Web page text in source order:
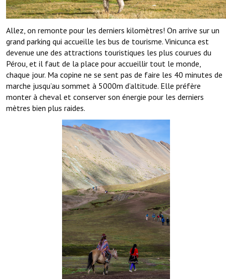
Allez, on remonte pour les derniers kilomètres! On arrive sur un
grand parking qui accueille les bus de tourisme. Vinicunca est
devenue une des attractions touristiques les plus courues du
Pérou, et il faut de la place pour accueillir tout le monde,
chaque jour. Ma copine ne se sent pas de faire les 40 minutes de
marche jusqu’au sommet à 5000m d’altitude. Elle préfère
monter à cheval et conserver son énergie pour les derniers
mètres bien plus raides.